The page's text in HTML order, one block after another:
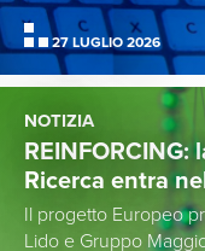
27 LUGLIO 2026
NOTIZIA
Ricerca entra
Il progetto Europeo
Lido e Gruppo